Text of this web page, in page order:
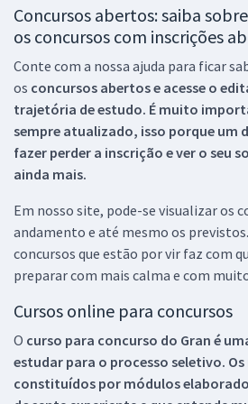
Concursos abertos: saiba
os concursos com inscrições
Conte com a nossa ajuda para ficar
os concursos abertos e acesse o
trajetória de estudo. É muito
sempre atualizado, isso porque um
fazer perder a inscrição e ver o seu
ainda mais.
Em nosso site, pode-se visualizar os
andamento e até mesmo os
concursos que estão por vir faz com
preparar com mais calma e com
Cursos online para concursos
O curso para concurso do Gran é
estudar para o processo seletivo.
constituídos por módulos